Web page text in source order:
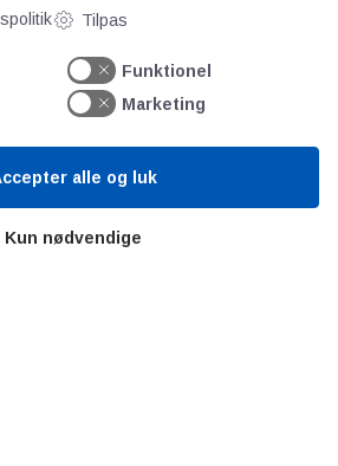
Tilpas
Funktionel
Marketing
Kun nødvendige
alle og luk